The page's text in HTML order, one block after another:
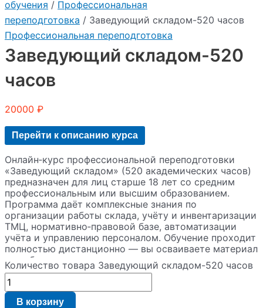
обучения / Профессиональная
переподготовка / Заведующий складом-520 часов
Профессиональная переподготовка
Заведующий складом-520
часов
20000 ₽
Перейти к описанию курса
Онлайн‑курс профессиональной переподготовки
«Заведующий складом» (520 академических часов)
предназначен для лиц старше 18 лет со средним
профессиональным или высшим образованием.
Программа даёт комплексные знания по
организации работы склада, учёту и инвентаризации
ТМЦ, нормативно‑правовой базе, автоматизации
учёта и управлению персоналом. Обучение проходит
полностью дистанционно — вы осваиваете материал
в удобном темпе, получаете поддержку кураторов и
по итогам успешной аттестации получаете диплом
государственного образца.
Количество товара Заведующий складом-520 часов
В корзину